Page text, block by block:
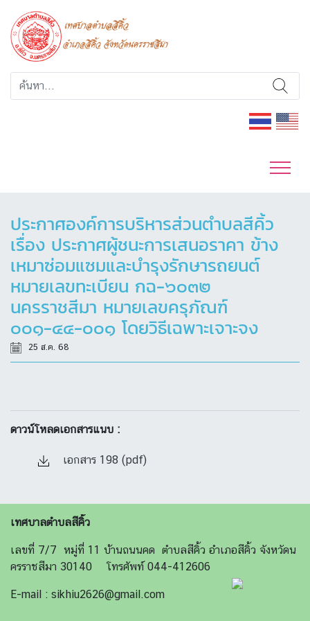
ประกาศองค์การบริหารส่วนตำบลสีคิ้ว
เรื่อง ประกาศผู้ชนะการเสนอราคา ข้าง
เหมาซ่อมแซมและบำรุงรักษารถยนต์
หมายเลขทะเบียน กฉ-๖๐๓๒
นครราชสีมา หมายเลขครุภัณฑ์
๐๐๑-๔๔-๐๐๑ โดยวิธีเฉพาะเจาะจง
25 ส.ค. 68
ดาวน์โหลดเอกสารแนบ :
เอกสาร 198 (pdf)
เทศบาลตำบลสีคิ้ว
เลขที่ 7/7 หมู่ที่ 11 บ้านถนนคด ตำบลสีคิ้ว อำเภอสีคิ้ว จังหวัดน
ครราชสีมา 30140 โทรศัพท์ 044-412606
E-mail : sikhiu2626@gmail.com